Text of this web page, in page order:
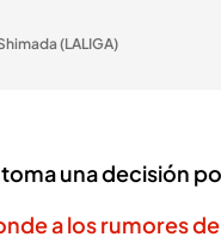
(LALIGA)
una decisión
a los rumores